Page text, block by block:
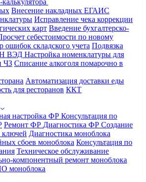
Внесение накладных ЕГАИС
Исправление чека коррекции
карт Введение бухгалтерско-
себестоимости по новому
ошибок складского учета Подвязка
ВЭД Настройка номенклатуры для
ЧЗ Списание алкоголя помарочно в
Автоматизация доставки еды
для ресторанов ККТ
настройка ФР Консультация по
Ремонт ФР Диагностика ФР Создание
Диагностика моноблока
сбоев моноблока Консультация по
Техническое обслуживание
компонентный ремонт моноблока
моноблока